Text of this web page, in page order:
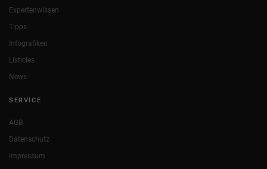
Expertenwissen
Tipps
Infografiken
Listicles
News
SERVICE
AGB
Datenschutz
Impressum